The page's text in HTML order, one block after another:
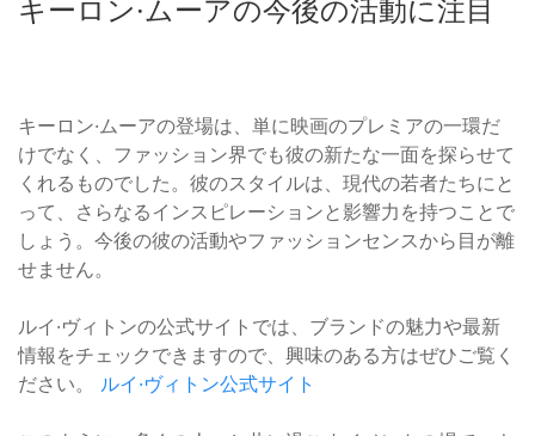
キーロン·ムーアの今後の活動に注目
キーロン·ムーアの登場は、単に映画のプレミアの一環だ
けでなく、ファッション界でも彼の新たな一面を探らせて
くれるものでした。彼のスタイルは、現代の若者たちにと
って、さらなるインスピレーションと影響力を持つことで
しょう。今後の彼の活動やファッションセンスから目が離
せません。
ルイ·ヴィトンの公式サイトでは、ブランドの魅力や最新
情報をチェックできますので、興味のある方はぜひご覧く
ださい。 ルイ·ヴィトン公式サイト